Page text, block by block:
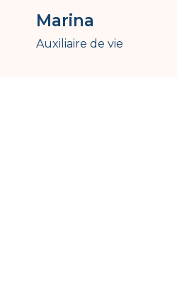
Marina
Auxiliaire de vie